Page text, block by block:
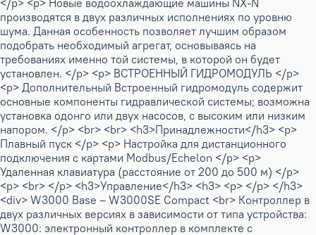
</p> <p> Новые водоохлаждающие машины NX-N
производятся в двух различных исполнениях по уровню
шума. Данная особенность позволяет лучшим образом
подобрать необходимый агрегат, основываясь на
требованиях именно той системы, в которой он будет
установлен. </p> <p> ВСТРОЕННЫЙ ГИДРОМОДУЛЬ </p>
<p> Дополнительный Встроенный гидромодуль содержит
основные компоненты гидравлической системы; возможна
установка одонго или двух насосов, с высоким или низким
напором. </p> <br> <br> <h3>Принадлежности</h3> <p>
Плавный пуск </p> <p> Настройка для дистанционного
подключения с картами Modbus/Echelon </p> <p>
Удаленная клавиатура (расстояние от 200 до 500 м) </p>
<p> <br> </p> <h3>Управление</h3> <h3> <p> </p> </h3>
<div> W3000 Base – W3000SE Compact <br> Контроллер в
двух различных версиях в зависимости от типа устройства:
W3000: электронный контроллер в комплекте с